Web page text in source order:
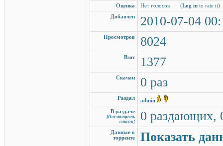
Оценка Нет голосов (Log in to rate it)
Добавлен
2010-07-04
Просмотров 8024
Взят 1377
Скачан 0 раз
Раздал
admin
В раздаче
[Посмотреть
список]
0 раздающих,
Данные о
торренте
Показать